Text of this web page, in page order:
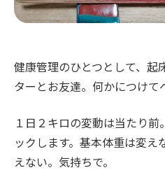
健康管理のひとつとして、起
ターとお友達。何かにつけて
１日２キロの変動は当たり前
ックします。基本体重は変え
えない。気持ちで。